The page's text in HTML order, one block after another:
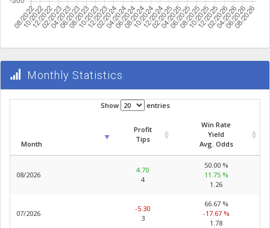
Monthly Statistics
Show entries
Month
Profit
Tips
Win Rate
Yield
Avg. Odds
08/2026
4.70
4
50.00 %
11.75 %
1.26
07/2026
-5.30
3
66.67 %
-17.67 %
1.78